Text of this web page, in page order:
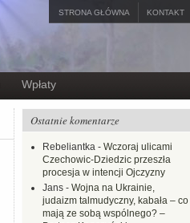
STRONA GŁÓWNA KONTAKT
Wpłaty
Ostatnie komentarze
Rebeliantka - Wczoraj ulicami
Czechowic-Dziedzic przeszła
procesja w intencji Ojczyzny
Jans - Wojna na Ukrainie,
judaizm talmudyczny, kabała – co
mają ze sobą wspólnego? –